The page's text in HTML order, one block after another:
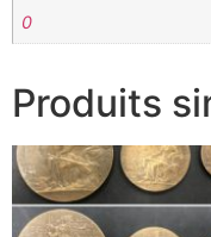
0
Produits